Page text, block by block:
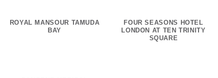
ROYAL MANSOUR TAMUDA
BAY
FOUR SEASONS HOTEL
LONDON AT TEN TRINITY
SQUARE